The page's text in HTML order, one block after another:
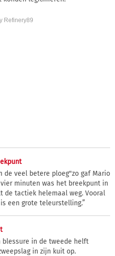
Refinery89
de veel betere ploeg"zo gaf Mario
minuten was het breekpunt in
de tactiek helemaal weg. Vooral
een grote teleurstelling.”
blessure in de tweede helft
in zijn kuit op.